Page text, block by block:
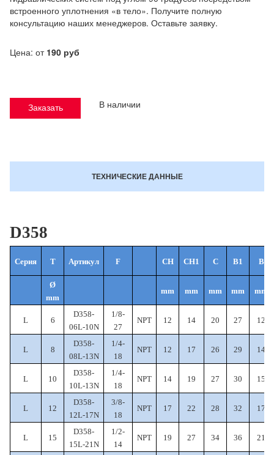
встроенного уплотнения «в тело». Получите полную
консультацию наших менеджеров. Оставьте заявку.
Цена: от 190 руб
Заказать В наличии
ТЕХНИЧЕСКИЕ ДАННЫЕ
D358
Серия T Артикул F CH CH1 C B1 B
Ø
mm
mm mm mm mm mm
L 6
D358-
06L-10N
1/8-
27
NPT 12 14 20 27 12
L 8
D358-
08L-13N
1/4-
18
NPT 12 17 26 29 14
L 10
D358-
10L-13N
1/4-
18
NPT 14 19 27 30 15
L 12
D358-
12L-17N
3/8-
18
NPT 17 22 28 32 17
L 15
D358-
15L-21N
1/2-
14
NPT 19 27 34 36 21